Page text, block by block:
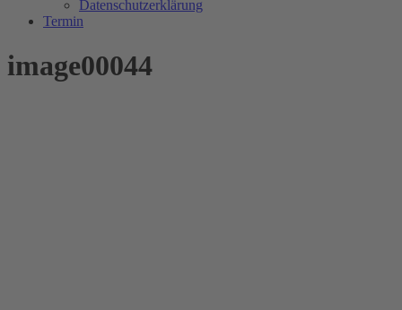
Datenschutzerklärung
Termin
image00044